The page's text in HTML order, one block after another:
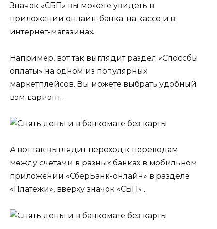
Значок «СБП» вы можете увидеть в
приложении онлайн-банка, на кассе и в
интернет-магазинах.
Например, вот так выглядит раздел «Способы
оплаты» на одном из популярных
маркетплейсов. Вы можете выбрать удобный
вам вариант .
А вот так выглядит переход к переводам
между счетами в разных банках в мобильном
приложении «СберБанк-онлайн» в разделе
«Платежи», вверху значок «СБП» .